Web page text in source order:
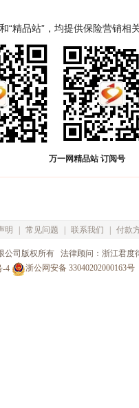
精品站”，均提供保险营销相
阅号 万一网精品站 订阅号
明 常见问题 联系我们 付款
司版权所有 法律顾问：浙江君度
-4 浙公网安备 33040202000163号